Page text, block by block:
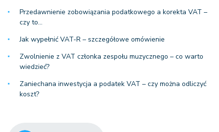
Przedawnienie zobowiązania podatkowego a korekta VAT –
czy to…
Jak wypełnić VAT-R – szczegółowe omówienie
Zwolnienie z VAT członka zespołu muzycznego – co warto
wiedzieć?
Zaniechana inwestycja a podatek VAT – czy można odliczyć
koszt?